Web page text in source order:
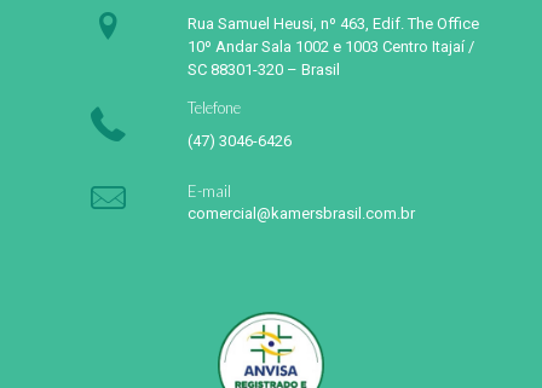
Rua Samuel Heusi, nº 463, Edif. The Office
10º Andar Sala 1002 e 1003 Centro Itajaí /
SC 88301-320 – Brasil
Telefone
(47) 3046-6426
E-mail
comercial@kamersbrasil.com.br